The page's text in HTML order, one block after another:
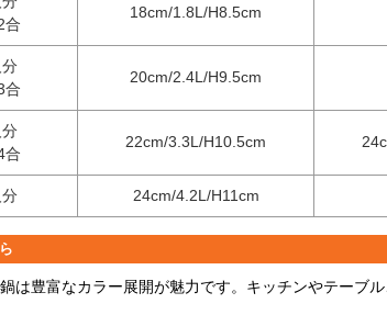
合
18cm/1.8L/H8.5cm
合
20cm/2.4L/H9.5cm
合
22cm/3.3L/H10.5cm
24cm/4.2L/H11cm
は豊富なカラー展開が魅力です。キッチンやテーブ